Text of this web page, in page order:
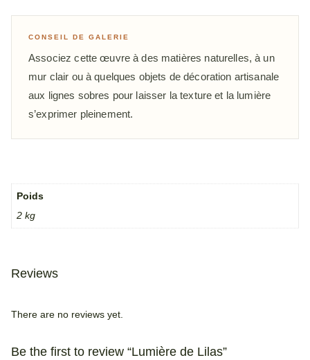
CONSEIL DE GALERIE
Associez cette œuvre à des matières naturelles, à un
mur clair ou à quelques objets de décoration artisanale
aux lignes sobres pour laisser la texture et la lumière
s’exprimer pleinement.
Poids
2 kg
Reviews
There are no reviews yet.
Be the first to review “Lumière de Lilas”